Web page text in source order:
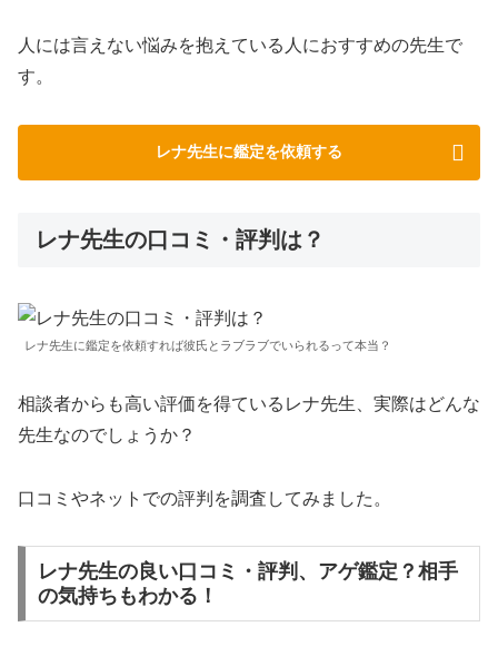
人には言えない悩みを抱えている人におすすめの先生で
す。
レナ先生に鑑定を依頼する
レナ先生の口コミ・評判は？
レナ先生に鑑定を依頼すれば彼氏とラブラブでいられるって本当？
相談者からも高い評価を得ているレナ先生、実際はどんな
先生なのでしょうか？
口コミやネットでの評判を調査してみました。
レナ先生の良い口コミ・評判、アゲ鑑定？相手
の気持ちもわかる！